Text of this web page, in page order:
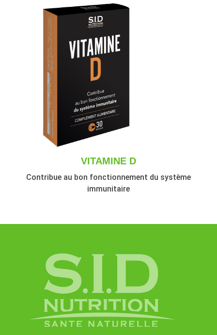
VITAMINE D
Contribue au bon fonctionnement du système
immunitaire